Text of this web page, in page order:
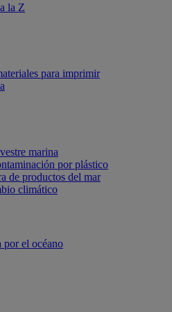
la Z
para imprimir
marina
por plástico
de productos del mar
climático
por el océano